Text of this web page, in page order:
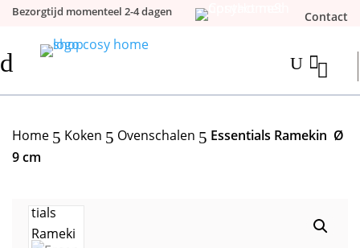
Bezorgtijd momenteel 2-4 dagen Contact
d 
U
Home 5 Koken 5 Ovenschalen 5 Essentials Ramekin Ø
9 cm